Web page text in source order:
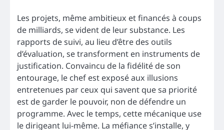
Les projets, même ambitieux et financés à coups
de milliards, se vident de leur substance. Les
rapports de suivi, au lieu d’être des outils
d’évaluation, se transforment en instruments de
justification. Convaincu de la fidélité de son
entourage, le chef est exposé aux illusions
entretenues par ceux qui savent que sa priorité
est de garder le pouvoir, non de défendre un
programme. Avec le temps, cette mécanique use
le dirigeant lui-même. La méfiance s’installe, y